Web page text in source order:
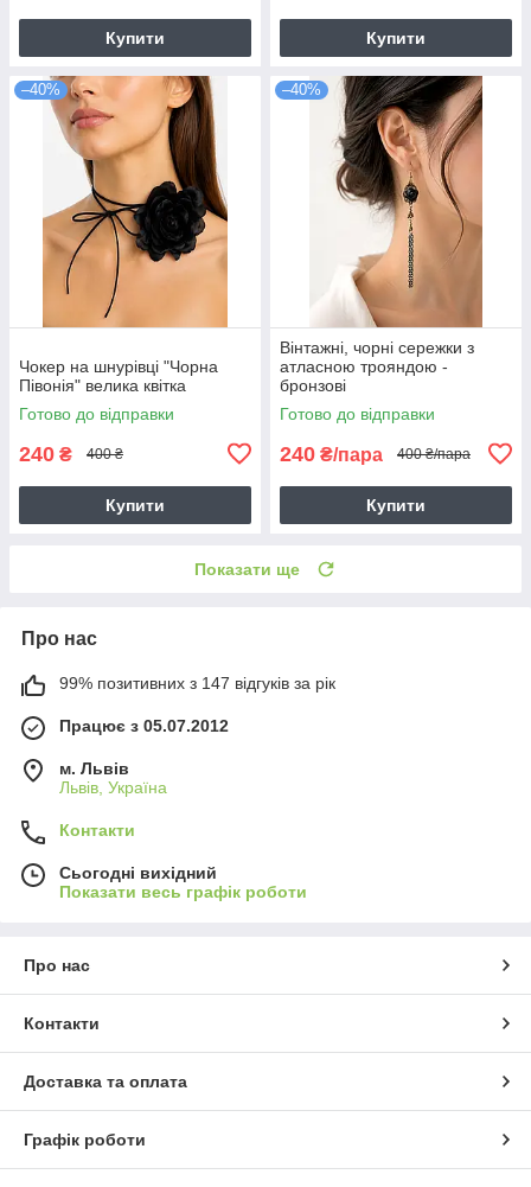
Купити Купити
–40%
Чокер на шнурівці "Чорна
Півонія" велика квітка
Готово до відправки
240 ₴ 400 ₴
Купити
–40%
Вінтажні, чорні сережки з
атласною трояндою -
бронзові
Готово до відправки
240 ₴/пара 400 ₴/пара
Купити
Показати ще
Про нас
99% позитивних з 147 відгуків за рік
Працює з 05.07.2012
м. Львів
Львів, Україна
Контакти
Сьогодні вихідний
Показати весь графік роботи
Про нас
Контакти
Доставка та оплата
Графік роботи